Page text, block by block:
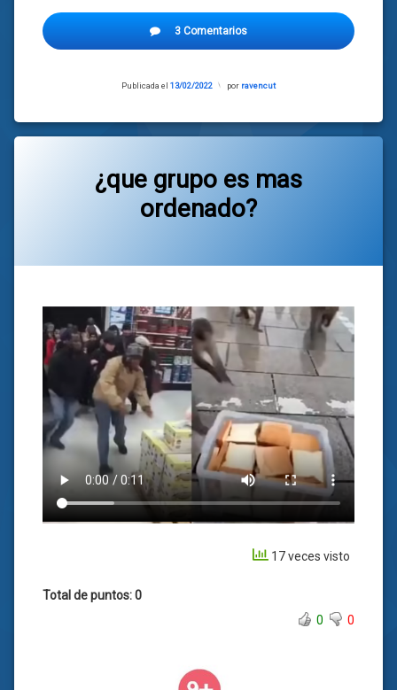
3 Comentarios
Publicada el 13/02/2022
Actualizado
por ravencut
¿que grupo es mas
ordenado?
17 veces visto
Total de puntos: 0
0
0